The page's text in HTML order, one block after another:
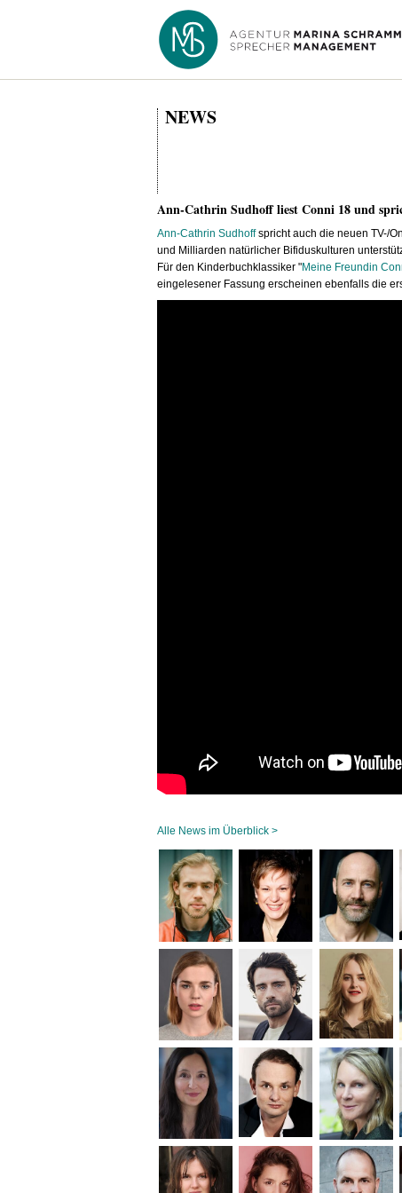
NEWS
Ann-Cathrin Sudhoff liest Conni 18 und
Ann-Cathrin Sudhoffspricht auch die neuen TV-/
und Milliarden natürlicher Bifiduskulturen
Für den Kinderbuchklassiker "Meine Freundin
eingelesener Fassung erscheinen ebenfalls die
Alle News im Überblick >
Navigation
überspringen